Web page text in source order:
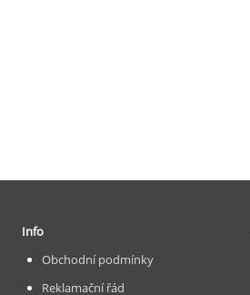
Info
Obchodní podmínky
Reklamační řád